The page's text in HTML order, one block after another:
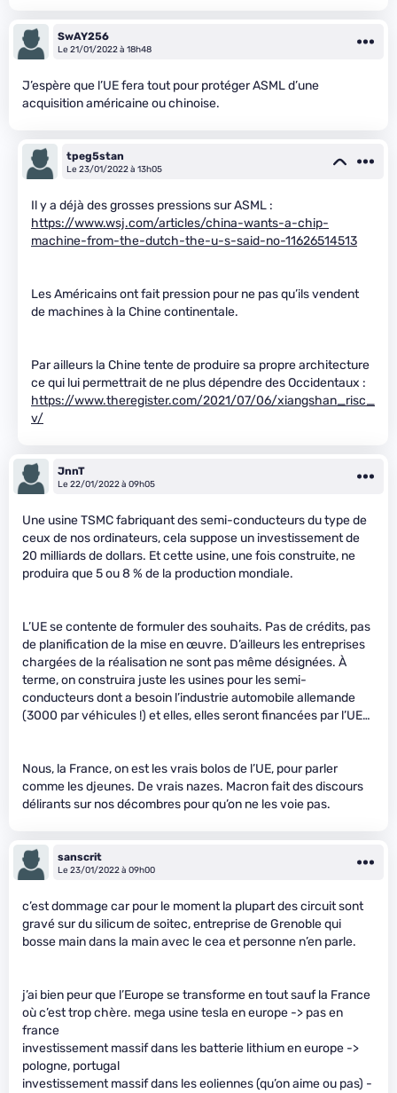
SwAY256
Le 21/01/2022 à 18h48
J’espère que l’UE fera tout pour protéger ASML d’une
acquisition américaine ou chinoise.
tpeg5stan
Le 23/01/2022 à 13h05
Il y a déjà des grosses pressions sur ASML :
https://www.wsj.com/articles/china-wants-a-chip-
machine-from-the-dutch-the-u-s-said-no-11626514513
Les Américains ont fait pression pour ne pas qu’ils vendent
de machines à la Chine continentale.
Par ailleurs la Chine tente de produire sa propre architecture
ce qui lui permettrait de ne plus dépendre des Occidentaux :
https://www.theregister.com/2021/07/06/xiangshan_risc_
v/
JnnT
Le 22/01/2022 à 09h05
Une usine TSMC fabriquant des semi-conducteurs du type de
ceux de nos ordinateurs, cela suppose un investissement de
20 milliards de dollars. Et cette usine, une fois construite, ne
produira que 5 ou 8 % de la production mondiale.
L’UE se contente de formuler des souhaits. Pas de crédits, pas
de planification de la mise en œuvre. D’ailleurs les entreprises
chargées de la réalisation ne sont pas même désignées. À
terme, on construira juste les usines pour les semi-
conducteurs dont a besoin l’industrie automobile allemande
(3000 par véhicules !) et elles, elles seront financées par l’UE…
Nous, la France, on est les vrais bolos de l’UE, pour parler
comme les djeunes. De vrais nazes. Macron fait des discours
délirants sur nos décombres pour qu’on ne les voie pas.
sanscrit
Le 23/01/2022 à 09h00
c’est dommage car pour le moment la plupart des circuit sont
gravé sur du silicum de soitec, entreprise de Grenoble qui
bosse main dans la main avec le cea et personne n’en parle.
j’ai bien peur que l’Europe se transforme en tout sauf la France
où c’est trop chère. mega usine tesla en europe -> pas en
france
investissement massif dans les batterie lithium en europe ->
pologne, portugal
investissement massif dans les eoliennes (qu’on aime ou pas) -